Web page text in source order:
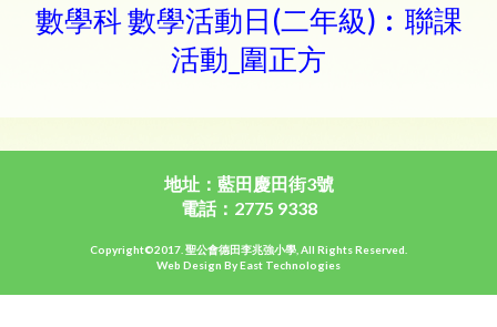
數學科 數學活動日(二年級)︰聯課
活動_圍正方
地址：藍田慶田街3號
電話：2775 9338
Copyright©2017. 聖公會德田李兆強小學, All Rights Reserved.
Web Design By East Technologies